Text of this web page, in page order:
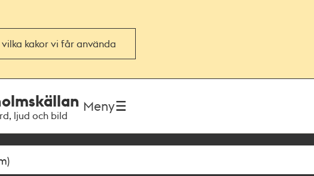
kakor vi får använda
ljud och bild
Meny